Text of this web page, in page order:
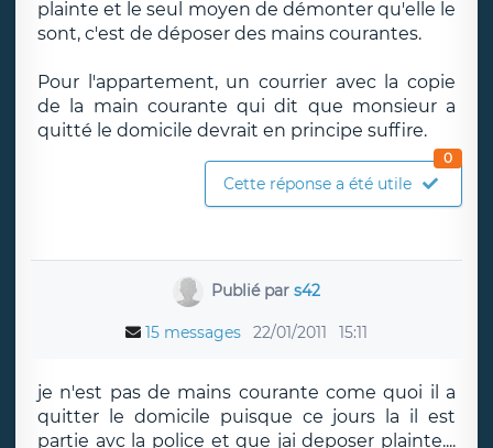
plainte et le seul moyen de démonter qu'elle le
sont, c'est de déposer des mains courantes.
Pour l'appartement, un courrier avec la copie
de la main courante qui dit que monsieur a
quitté le domicile devrait en principe suffire.
Cette réponse a été utile
0
Publié pars42
15 messages 22/01/2011 15:11
je n'est pas de mains courante come quoi il a
quitter le domicile puisque ce jours la il est
partie avc la police et que jai deposer plainte....